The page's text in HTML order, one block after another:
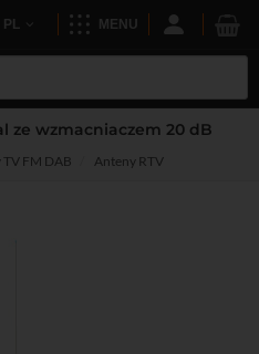
PL MENU
ze wzmacniaczem 20 dB
FM DAB Anteny RTV